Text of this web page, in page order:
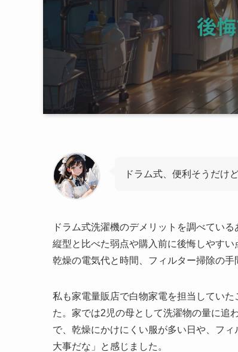
ドラム式、便利そうだけ
ドラム式洗濯機のデメリットを調べてい
縦型と比べた弱点や購入前に後悔しやす
乾燥の電気代と時間、フィルター掃除の
私も家電量販店で白物家電を担当してい
た。家では2児の母として洗濯物の量に追
で、乾燥にかけにくい服が多い日や、フ
大事だな」と感じました。